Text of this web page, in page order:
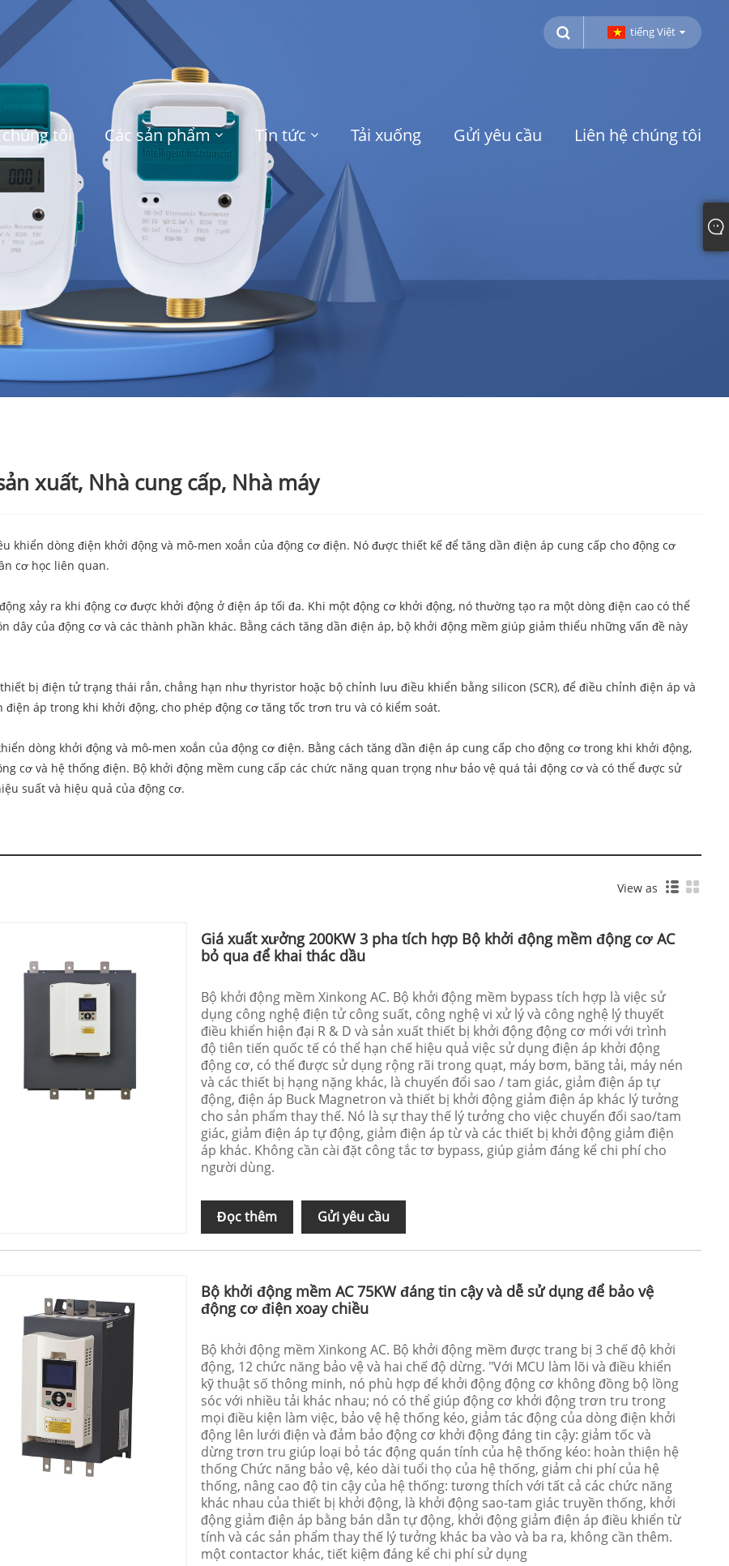
tiếng Việt
chúng tôi Các sản phẩm Tin tức Tải xuống Gửi yêu cầu Liên hệ chúng tôi
xuất, Nhà cung cấp, Nhà máy
khiển dòng điện khởi động và mô-men xoắn của động cơ điện. Nó được thiết kế để tăng dần điện áp cung cấp cho động cơ
cơ học liên quan.
xảy ra khi động cơ được khởi động ở điện áp tối đa. Khi một động cơ khởi động, nó thường tạo ra một dòng điện cao có thể
dây của động cơ và các thành phần khác. Bằng cách tăng dần điện áp, bộ khởi động mềm giúp giảm thiểu những vấn đề này
bị điện tử trạng thái rắn, chẳng hạn như thyristor hoặc bộ chỉnh lưu điều khiển bằng silicon (SCR), để điều chỉnh điện áp và
áp trong khi khởi động, cho phép động cơ tăng tốc trơn tru và có kiểm soát.
dòng khởi động và mô-men xoắn của động cơ điện. Bằng cách tăng dần điện áp cung cấp cho động cơ trong khi khởi động,
cơ và hệ thống điện. Bộ khởi động mềm cung cấp các chức năng quan trọng như bảo vệ quá tải động cơ và có thể được sử
suất và hiệu quả của động cơ.
View as
Giá xuất xưởng 200KW 3 pha tích hợp Bộ khởi động mềm động cơ AC
bỏ qua để khai thác dầu
Bộ khởi động mềm Xinkong AC. Bộ khởi động mềm bypass tích hợp là việc sử
dụng công nghệ điện tử công suất, công nghệ vi xử lý và công nghệ lý thuyết
điều khiển hiện đại R & D và sản xuất thiết bị khởi động động cơ mới với trình
độ tiên tiến quốc tế có thể hạn chế hiệu quả việc sử dụng điện áp khởi động
động cơ, có thể được sử dụng rộng rãi trong quạt, máy bơm, băng tải, máy nén
và các thiết bị hạng nặng khác, là chuyển đổi sao / tam giác, giảm điện áp tự
động, điện áp Buck Magnetron và thiết bị khởi động giảm điện áp khác lý tưởng
cho sản phẩm thay thế. Nó là sự thay thế lý tưởng cho việc chuyển đổi sao/tam
giác, giảm điện áp tự động, giảm điện áp từ và các thiết bị khởi động giảm điện
áp khác. Không cần cài đặt công tắc tơ bypass, giúp giảm đáng kể chi phí cho
người dùng.
Đọc thêm Gửi yêu cầu
Bộ khởi động mềm AC 75KW đáng tin cậy và dễ sử dụng để bảo vệ
động cơ điện xoay chiều
Bộ khởi động mềm Xinkong AC. Bộ khởi động mềm được trang bị 3 chế độ khởi
động, 12 chức năng bảo vệ và hai chế độ dừng. "Với MCU làm lõi và điều khiển
kỹ thuật số thông minh, nó phù hợp để khởi động động cơ không đồng bộ lồng
sóc với nhiều tải khác nhau; nó có thể giúp động cơ khởi động trơn tru trong
mọi điều kiện làm việc, bảo vệ hệ thống kéo, giảm tác động của dòng điện khởi
động lên lưới điện và đảm bảo động cơ khởi động đáng tin cậy: giảm tốc và
dừng trơn tru giúp loại bỏ tác động quán tính của hệ thống kéo: hoàn thiện hệ
thống Chức năng bảo vệ, kéo dài tuổi thọ của hệ thống, giảm chi phí của hệ
thống, nâng cao độ tin cậy của hệ thống: tương thích với tất cả các chức năng
khác nhau của thiết bị khởi động, là khởi động sao-tam giác truyền thống, khởi
động giảm điện áp bằng bán dẫn tự động, khởi động giảm điện áp điều khiển từ
tính và các sản phẩm thay thế lý tưởng khác ba vào và ba ra, không cần thêm.
một contactor khác, tiết kiệm đáng kể chi phí sử dụng